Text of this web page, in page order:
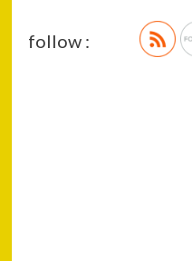
follow :